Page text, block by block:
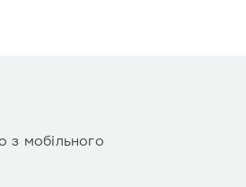
з мобільного